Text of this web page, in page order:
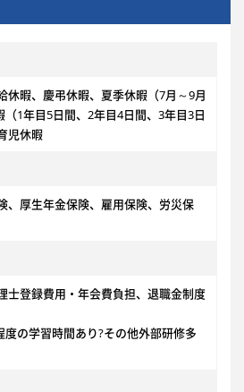
休暇、慶弔休暇、夏季休暇（7月～9月
1年目5日間、2年目4日間、3年目3日
児休暇
、厚生年金保険、雇用保険、労災保
士登録費用・年会費負担、退職金制度
の学習時間あり?その他外部研修多